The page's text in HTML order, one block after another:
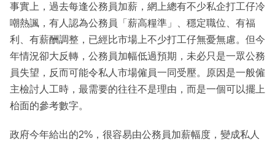
事實上，過去每逢公務員加薪，網上總有不少私企打工仔冷
嘲熱諷，有人認為公務員「薪高糧準」、穩定職位、有福
利、有薪酬調整，已經比市場上不少打工仔無憂無慮。但今
年情況卻大反轉，公務員加幅低過預期，未必只是一眾公務
員失望，反而可能令私人市場僱員一同受壓。原因是一般僱
主檢討人工時，最需要的往往不是理由，而是一個可以擺上
枱面的參考數字。
政府今年給出的2%，很容易由公務員加薪幅度，變成私人